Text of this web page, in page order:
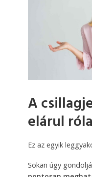
A
elárul
Ez az egyik
Sokan úgy